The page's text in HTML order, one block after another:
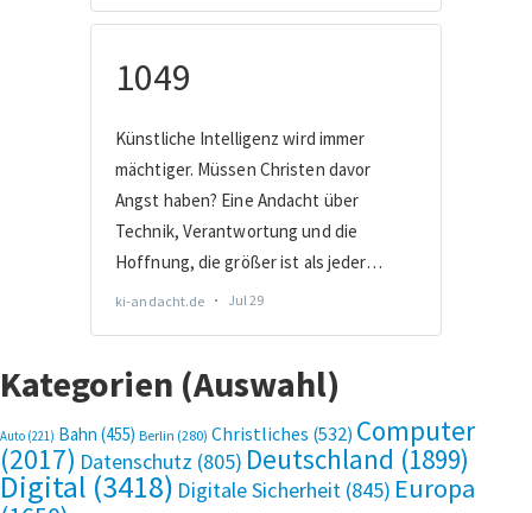
Kategorien (Auswahl)
Auto (221) Bahn (455) Berlin (280) Christliches (532) Computer
(2017) Datenschutz (805) Deutschland (1899)
Digital (3418) Digitale Sicherheit (845) Europa